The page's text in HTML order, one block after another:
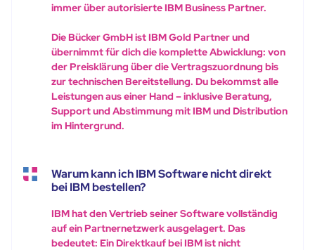
immer über autorisierte IBM Business Partner.
Die Bücker GmbH ist IBM Gold Partner und
übernimmt für dich die komplette Abwicklung: von
der Preisklärung über die Vertragszuordnung bis
zur technischen Bereitstellung. Du bekommst alle
Leistungen aus einer Hand – inklusive Beratung,
Support und Abstimmung mit IBM und Distribution
im Hintergrund.
Warum kann ich IBM Software nicht direkt
bei IBM bestellen?
IBM hat den Vertrieb seiner Software vollständig
auf ein Partnernetzwerk ausgelagert. Das
bedeutet: Ein Direktkauf bei IBM ist nicht